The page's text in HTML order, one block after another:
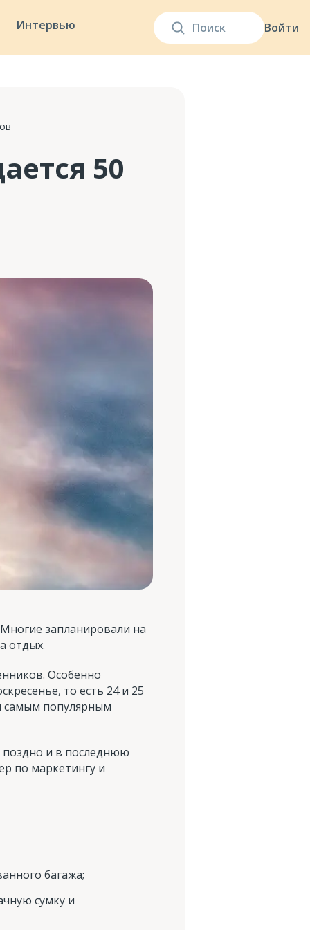
Войти
Интервью
50
запланировали на
отдых.
Особенно
то есть 24 и 25
самым популярным
поздно и в последнюю
по маркетингу и
багажа;
сумку и